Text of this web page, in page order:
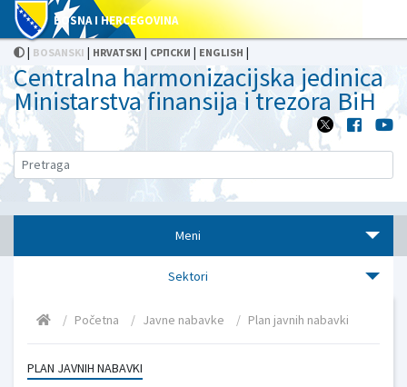
BOSNA I HERCEGOVINA
| BOSANSKI | HRVATSKI | СРПСКИ | ENGLISH |
Centralna harmonizacijska jedinica
Ministarstva finansija i trezora BiH
Meni
Sektori
Početna Javne nabavke Plan javnih nabavki
PLAN JAVNIH NABAVKI